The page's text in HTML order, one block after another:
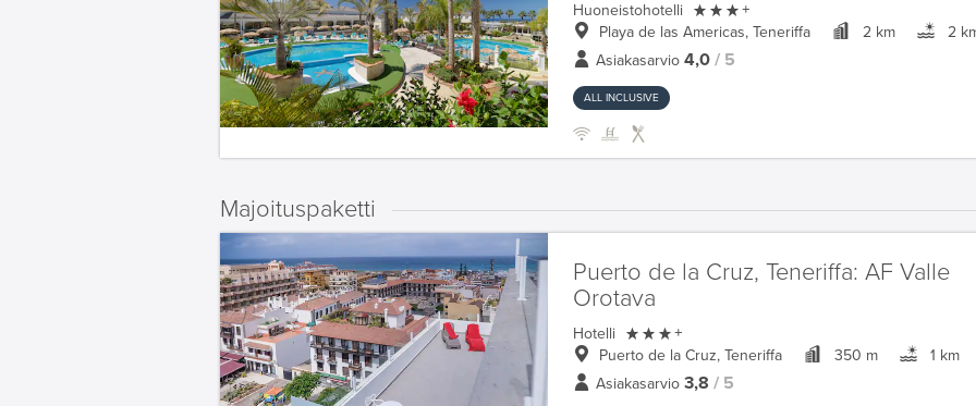
Huoneistohotelli  +
Playa de las Americas, Teneriffa 2 km
2
Asiakasarvio 4,0/ 5
ALL INCLUSIVE
Majoituspaketti
Puerto de la Cruz, Teneriffa: AF Valle
Orotava
Hotelli  +
Puerto de la Cruz, Teneriffa 350 m
1 km
Asiakasarvio 3,8/ 5